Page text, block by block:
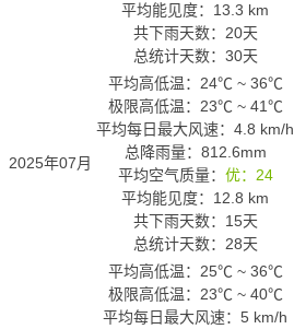
平均能见度：13.3 km
共下雨天数：20天
总统计天数：30天
2025年07月
平均高低温： 24℃ ~ 36℃
极限高低温： 23℃ ~ 41℃
平均每日最大风速：4.8 km/h
总降雨量：812.6mm
平均空气质量： 优：24
平均能见度：12.8 km
共下雨天数：15天
总统计天数：28天
平均高低温： 25℃ ~ 36℃
极限高低温： 23℃ ~ 40℃
平均每日最大风速：5 km/h